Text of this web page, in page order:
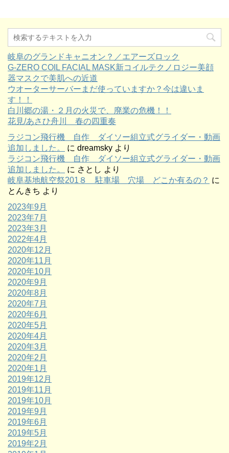
岐阜のグランドキャニオン？／エアーズロック
G-ZERO COIL FACIAL MASK新コイルテクノロジー美顔
器マスクで美肌への近道
ウオーターサーバーまだ使っていますか？今は違いま
す！！
白川郷の湯・２月の火災で、廃業の危機！！
花見/あさひ舟川 春の四重奏
ラジコン飛行機 自作 ダイソー組立式グライダー・動画
追加しました。
に dreamsky より
ラジコン飛行機 自作 ダイソー組立式グライダー・動画
追加しました。
に さとし より
岐阜基地航空祭201８ 駐車場 穴場 どこか有るの？ に
とんきち より
2023年9月
2023年7月
2023年3月
2022年4月
2020年12月
2020年11月
2020年10月
2020年9月
2020年8月
2020年7月
2020年6月
2020年5月
2020年4月
2020年3月
2020年2月
2020年1月
2019年12月
2019年11月
2019年10月
2019年9月
2019年6月
2019年5月
2019年2月